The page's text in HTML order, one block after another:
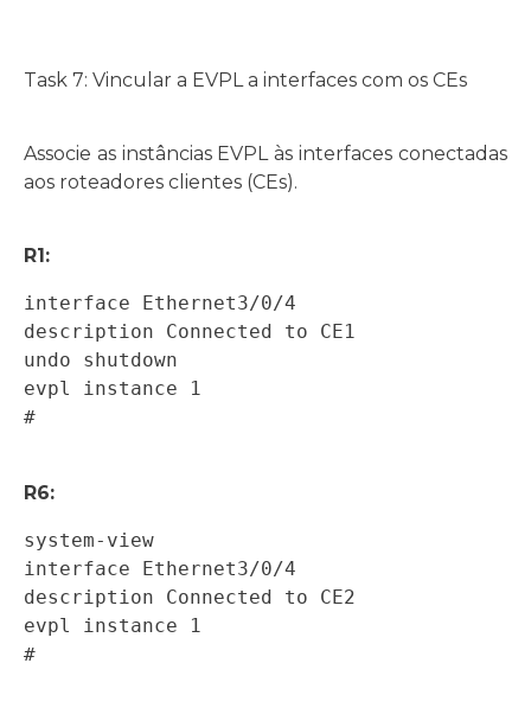
Task 7: Vincular a EVPL a interfaces com os CEs
Associe as instâncias EVPL às interfaces conectadas
aos roteadores clientes (CEs).
R1:
interface Ethernet3/0/4
description Connected to CE1
undo shutdown
evpl instance 1
#
R6:
system-view
interface Ethernet3/0/4
description Connected to CE2
evpl instance 1
#